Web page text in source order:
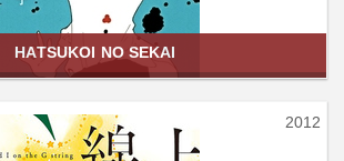
HATSUKOI NO SEKAI
2012